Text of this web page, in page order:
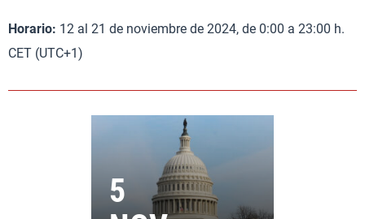
Horario: 12 al 21 de noviembre de 2024, de 0:00 a 23:00 h.
CET (UTC+1)